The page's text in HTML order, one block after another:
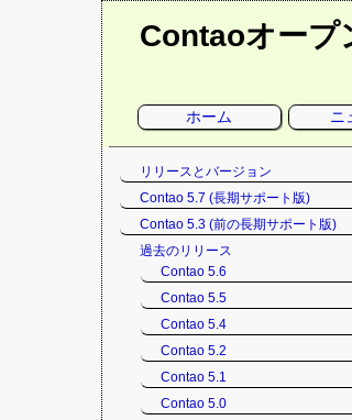
Contaoオープ
ー
ホーム ニ
ゲ
ー
リリースとバージョン
Contao 5.7 (長期サポート版)
Contao 5.3 (前の長期サポート版)
過去のリリース
Contao 5.6
Contao 5.5
Contao 5.4
Contao 5.2
Contao 5.1
Contao 5.0